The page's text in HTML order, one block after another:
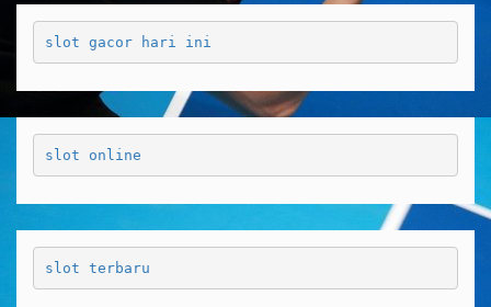
slot gacor hari ini
slot online
slot terbaru